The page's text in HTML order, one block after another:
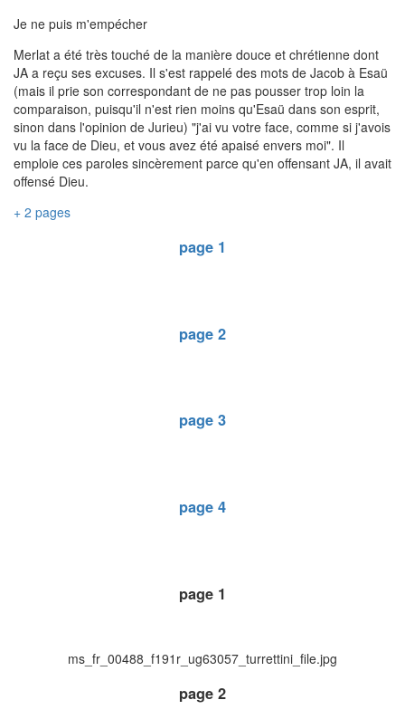
Je ne puis m'empécher
Merlat a été très touché de la manière douce et chrétienne dont
JA a reçu ses excuses. Il s'est rappelé des mots de Jacob à Esaü
(mais il prie son correspondant de ne pas pousser trop loin la
comparaison, puisqu'il n'est rien moins qu'Esaü dans son esprit,
sinon dans l'opinion de Jurieu) "j'ai vu votre face, comme si j'avois
vu la face de Dieu, et vous avez été apaisé envers moi". Il
emploie ces paroles sincèrement parce qu'en offensant JA, il avait
offensé Dieu.
+ 2 pages
page 1
page 2
page 3
page 4
page 1
ms_fr_00488_f191r_ug63057_turrettini_file.jpg
page 2